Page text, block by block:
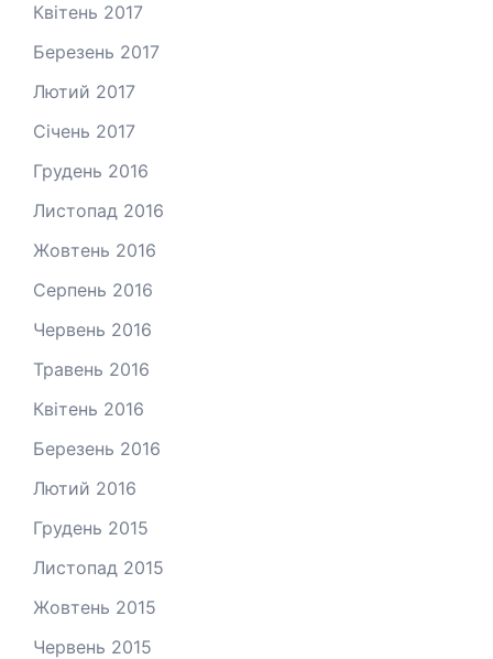
Квітень 2017
Березень 2017
Лютий 2017
Січень 2017
Грудень 2016
Листопад 2016
Жовтень 2016
Серпень 2016
Червень 2016
Травень 2016
Квітень 2016
Березень 2016
Лютий 2016
Грудень 2015
Листопад 2015
Жовтень 2015
Червень 2015